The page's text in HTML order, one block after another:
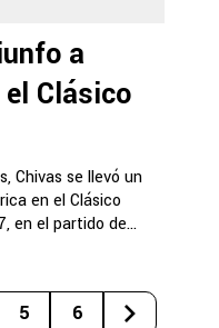
a
Clásico
Chivas se llevó un
en el Clásico
en el partido de...
5 6